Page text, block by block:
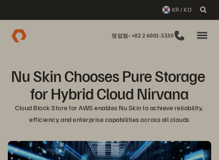
KR / KO
영업팀: +82 2 6001-3330
Nu Skin Chooses Pure Storage
for Hybrid Cloud Nirvana
Cloud Block Store for AWS enables Nu Skin to achieve reliability,
efficiency, and enterprise capabilities across all clouds